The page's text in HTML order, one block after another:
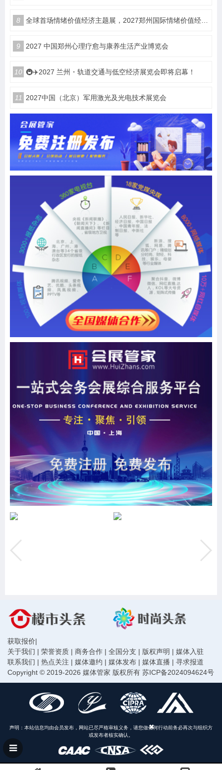
8 全球首场情绪价值经济主题展，2027郑州国际情绪价值经济博览会
9 2027 中国郑州心理疗愈与康养生活产业博览会
10 🚇✈️2027 兰州・轨道交通与低空经济展览会即将启幕！
11 2027中国（北京）军用激光及光电技术展览会
获取报价|
关于我们 | 荣誉资质 | 商务合作 | 全国分支 | 版权声明 | 媒体入驻
联系我们 | 热点关注 | 媒体邀约 | 媒体发布 | 媒体直播 | 寻求报道
Copyright © 2019-2026 媒体管家 版权所有 苏ICP备2024094624号
声明：本站信息均由会员发布，网站已尽严格审核义务，请您做任何行动前务必再次与组织方
或发布者核实确认。